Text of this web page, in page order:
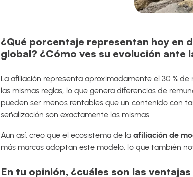
¿Qué porcentaje representan hoy en
global? ¿Cómo ves su evolución ante
La afiliación representa aproximadamente el 30 %
las mismas reglas, lo que genera diferencias de
pueden ser menos rentables que un contenido con
señalización son exactamente las mismas.
Aun así, creo que el ecosistema de la afiliación de
más marcas adoptan este modelo, lo que también
En tu opinión, ¿cuáles son las